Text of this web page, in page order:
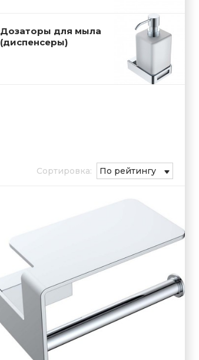
Дозаторы для мыла
(диспенсеры)
Сортировка: По рейтингу